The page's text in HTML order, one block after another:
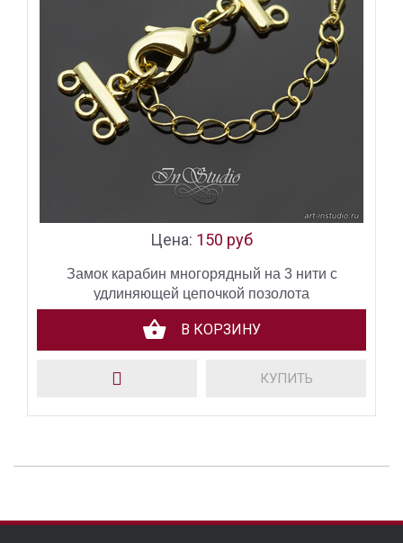
Цена: 150 руб
Замок карабин многорядный на 3 нити с
удлиняющей цепочкой позолота
В КОРЗИНУ
КУПИТЬ